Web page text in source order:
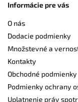
Informácie pre vás
O nás
Dodacie podmienky
Množstevné a
Kontakty
Obchodné podmienky
Podmienky ochrany
Uplatnenie práv